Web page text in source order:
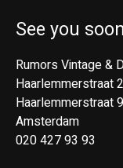
See you
Rumors Vintage &
Haarlemmerstraat
Haarlemmerstraat
Amsterdam
020 427 93 93